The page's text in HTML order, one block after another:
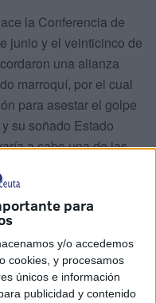
para
y/o accedemos
cookies, y procesamos
únicos e información
publicidad y contenido
la Conferencia de
junio y el veinticinco de
una alianza
marroquí, por el cual
para asestar el golpe
su soñado Estado
a cabo una de las
de septiembre de 1925.
países con apoyo
unidades españolas
playas del Rif y el
el Sur.